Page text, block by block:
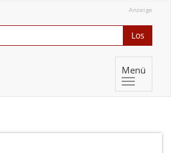
Anzeige
Los
Menü